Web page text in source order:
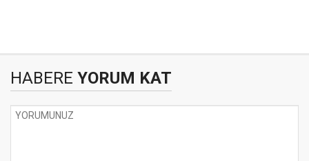
HABERE YORUM KAT